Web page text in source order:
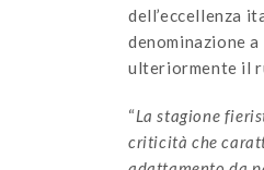
dell’eccellenza
denominazione a
ulteriormente il
“La stagione
criticità che